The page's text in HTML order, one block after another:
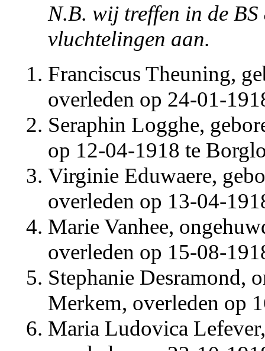
N.B. wij treffen in de BS
vluchtelingen aan.
Franciscus Theuning,
overleden op 24-01-
Seraphin Logghe,
op 12-04-1918 te
Virginie Eduwaere,
overleden op 13-04-
Marie Vanhee,
overleden op 15-08-
Stephanie Desramond,
Merkem, overleden op
Maria Ludovica